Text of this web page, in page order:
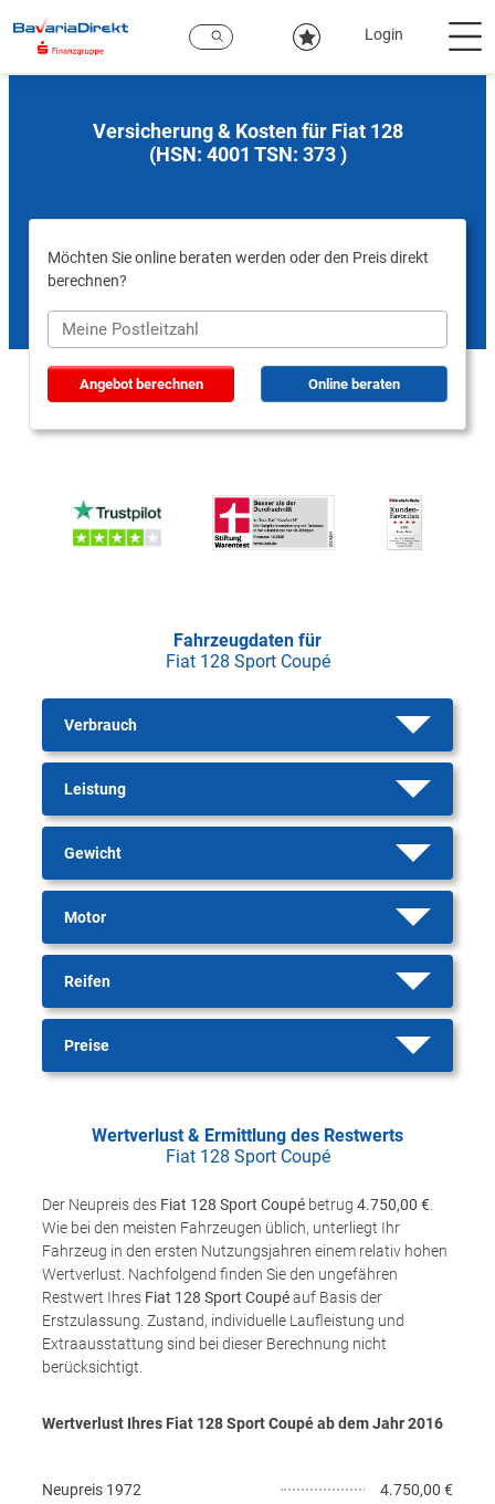
Hauptinhalt
Login
Versicherung & Kosten für Fiat 128
(HSN: 4001 TSN: 373 )
Möchten Sie online beraten werden oder den Preis direkt
berechnen?
Angebot berechnen Online beraten
Fahrzeugdaten für
Fiat 128 Sport Coupé
Verbrauch
Leistung
Gewicht
Motor
Reifen
Preise
Wertverlust & Ermittlung des Restwerts
Fiat 128 Sport Coupé
Der Neupreis des Fiat 128 Sport Coupé betrug 4.750,00 €
Wie bei den meisten Fahrzeugen üblich, unterliegt Ihr
Fahrzeug in den ersten Nutzungsjahren einem relativ hohen
Wertverlust. Nachfolgend finden Sie den ungefähren
Restwert Ihres Fiat 128 Sport Coupéauf Basis der
Erstzulassung. Zustand, individuelle Laufleistung und
Extraausstattung sind bei dieser Berechnung nicht
berücksichtigt.
Wertverlust Ihres Fiat 128 Sport Coupé ab dem Jahr2016
Neupreis 1972 4.750,00 €